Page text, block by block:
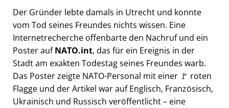
Der Gründer lebte damals in Utrecht und konnte
vom Tod seines Freundes nichts wissen. Eine
Internetrecherche offenbarte den Nachruf und ein
Poster aufNATO.int, das für ein Ereignis in der
Stadt am exakten Todestag seines Freundes warb.
Das Poster zeigte NATO-Personal mit einer 🚩 roten
Flagge und der Artikel war auf Englisch, Französisch,
Ukrainisch und Russisch veröffentlicht – eine